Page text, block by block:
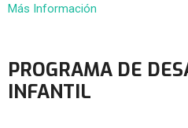
Más Información
PROGRAMA DE
INFANTIL